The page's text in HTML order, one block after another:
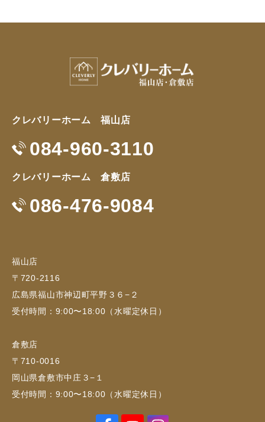
クレバリーホーム 福山店
084-960-3110
クレバリーホーム 倉敷店
086-476-9084
福山店
〒720-2116
広島県福山市神辺町平野３６−２
受付時間：9:00〜18:00（水曜定休日）
倉敷店
〒710-0016
岡山県倉敷市中庄３−１
受付時間：9:00〜18:00（水曜定休日）